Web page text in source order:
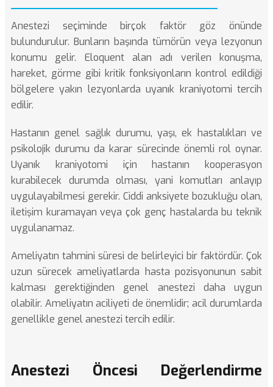
Anestezi seçiminde birçok faktör göz önünde
bulundurulur. Bunların başında tümörün veya lezyonun
konumu gelir. Eloquent alan adı verilen konuşma,
hareket, görme gibi kritik fonksiyonların kontrol edildiği
bölgelere yakın lezyonlarda uyanık kraniyotomi tercih
edilir.
Hastanın genel sağlık durumu, yaşı, ek hastalıkları ve
psikolojik durumu da karar sürecinde önemli rol oynar.
Uyanık kraniyotomi için hastanın kooperasyon
kurabilecek durumda olması, yani komutları anlayıp
uygulayabilmesi gerekir. Ciddi anksiyete bozukluğu olan,
iletişim kuramayan veya çok genç hastalarda bu teknik
uygulanamaz.
Ameliyatın tahmini süresi de belirleyici bir faktördür. Çok
uzun sürecek ameliyatlarda hasta pozisyonunun sabit
kalması gerektiğinden genel anestezi daha uygun
olabilir. Ameliyatın aciliyeti de önemlidir; acil durumlarda
genellikle genel anestezi tercih edilir.
Anestezi Öncesi Değerlendirme